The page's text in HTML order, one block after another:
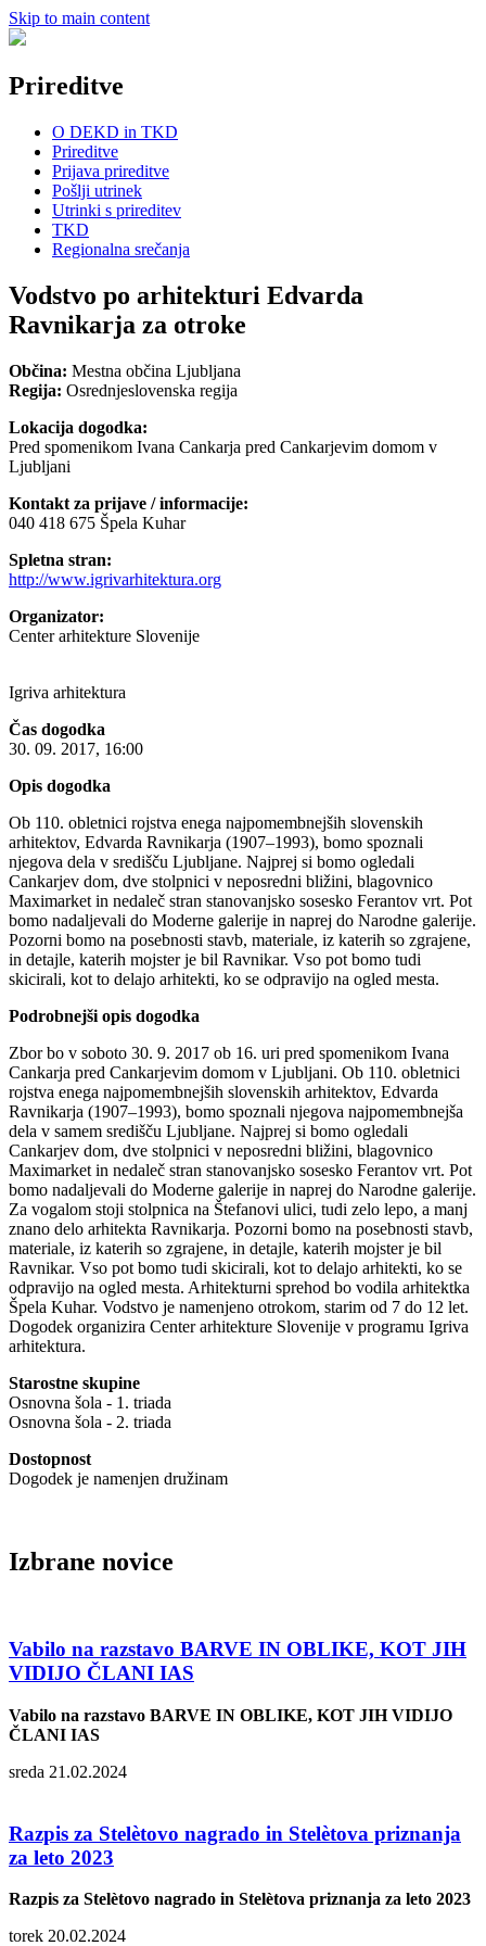
Skip to main content
Prireditve
O DEKD in TKD
Prireditve
Prijava prireditve
Pošlji utrinek
Utrinki s prireditev
TKD
Regionalna srečanja
Vodstvo po arhitekturi Edvarda
Ravnikarja za otroke
Občina: Mestna občina Ljubljana
Regija: Osrednjeslovenska regija
Lokacija dogodka:
Pred spomenikom Ivana Cankarja pred Cankarjevim domom v
Ljubljani
Kontakt za prijave / informacije:
040 418 675 Špela Kuhar
Spletna stran:
http://www.igrivarhitektura.org
Organizator:
Center arhitekture Slovenije
Igriva arhitektura
Čas dogodka
30. 09. 2017, 16:00
Opis dogodka
Ob 110. obletnici rojstva enega najpomembnejših slovenskih
arhitektov, Edvarda Ravnikarja (1907–1993), bomo spoznali
njegova dela v središču Ljubljane. Najprej si bomo ogledali
Cankarjev dom, dve stolpnici v neposredni bližini, blagovnico
Maximarket in nedaleč stran stanovanjsko sosesko Ferantov vrt. Pot
bomo nadaljevali do Moderne galerije in naprej do Narodne galerije.
Pozorni bomo na posebnosti stavb, materiale, iz katerih so zgrajene,
in detajle, katerih mojster je bil Ravnikar. Vso pot bomo tudi
skicirali, kot to delajo arhitekti, ko se odpravijo na ogled mesta.
Podrobnejši opis dogodka
Zbor bo v soboto 30. 9. 2017 ob 16. uri pred spomenikom Ivana
Cankarja pred Cankarjevim domom v Ljubljani. Ob 110. obletnici
rojstva enega najpomembnejših slovenskih arhitektov, Edvarda
Ravnikarja (1907–1993), bomo spoznali njegova najpomembnejša
dela v samem središču Ljubljane. Najprej si bomo ogledali
Cankarjev dom, dve stolpnici v neposredni bližini, blagovnico
Maximarket in nedaleč stran stanovanjsko sosesko Ferantov vrt. Pot
bomo nadaljevali do Moderne galerije in naprej do Narodne galerije.
Za vogalom stoji stolpnica na Štefanovi ulici, tudi zelo lepo, a manj
znano delo arhitekta Ravnikarja. Pozorni bomo na posebnosti stavb,
materiale, iz katerih so zgrajene, in detajle, katerih mojster je bil
Ravnikar. Vso pot bomo tudi skicirali, kot to delajo arhitekti, ko se
odpravijo na ogled mesta. Arhitekturni sprehod bo vodila arhitektka
Špela Kuhar. Vodstvo je namenjeno otrokom, starim od 7 do 12 let.
Dogodek organizira Center arhitekture Slovenije v programu Igriva
arhitektura.
Starostne skupine
Osnovna šola - 1. triada
Osnovna šola - 2. triada
Dostopnost
Dogodek je namenjen družinam
Izbrane novice
Vabilo na razstavo BARVE IN OBLIKE, KOT JIH
VIDIJO ČLANI IAS
Vabilo na razstavo BARVE IN OBLIKE, KOT JIH VIDIJO
ČLANI IAS
sreda 21.02.2024
Razpis za Stelètovo nagrado in Stelètova priznanja
za leto 2023
Razpis za Stelètovo nagrado in Stelètova priznanja za leto 2023
torek 20.02.2024